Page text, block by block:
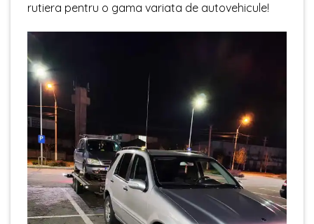
rutiera pentru o gama variata de autovehicule!